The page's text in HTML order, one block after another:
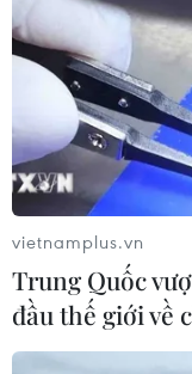
vietnamplus.vn
Trung Quốc
đầu thế giới về